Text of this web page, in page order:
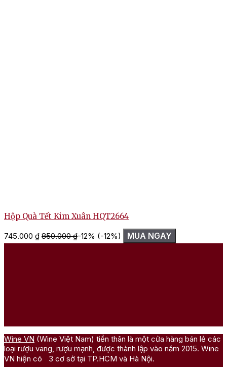
Hộp Quà Tết Kim Xuân HQT2664
745.000 ₫ 850.000₫-12% (-12%) MUA NGAY
Wine VN (Wine Việt Nam) tiền thân là một cửa hàng bán lẻ các
loại rượu vang, rượu mạnh, được thành lập vào năm 2015. Wine
VN hiện có 3 cơ sở tại TP.HCM và Hà Nội.